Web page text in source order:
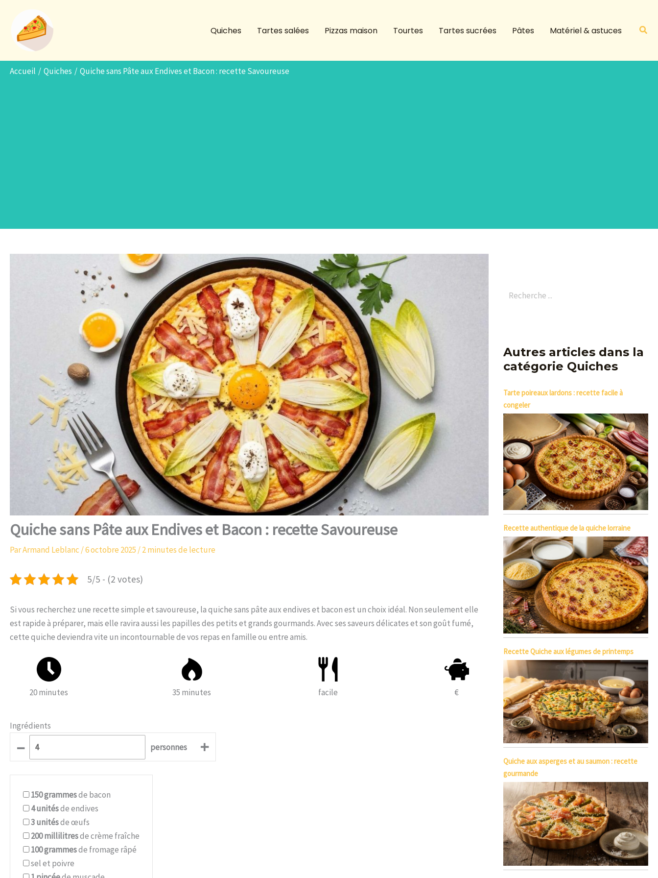
contenu
Quiches Tartes salées Pizzas maison Tourtes Tartes sucrées Pâtes Matériel & astuces
Accueil Quiches Quiche sans Pâte aux Endives et Bacon : recette Savoureuse
Quiche sans Pâte aux Endives et Bacon : recette Savoureuse
ParArmand Leblanc /6 octobre 2025 /2 minutes de lecture
5/5 - (2 votes)
Si vous recherchez une recette simple et savoureuse, la quiche sans pâte aux endives et bacon est un choix idéal. Non seulement elle
est rapide à préparer, mais elle ravira aussi les papilles des petits et grands gourmands. Avec ses saveurs délicates et son goût fumé,
cette quiche deviendra vite un incontournable de vos repas en famille ou entre amis.
20 minutes 35 minutes facile €
Ingrédients
– personnes +
150grammesde bacon
4unitésde endives
3unitésde œufs
200millilitresde crème fraîche
100grammesde fromage râpé
sel et poivre
Autres articles dans la
catégorie Quiches
Tarte poireaux lardons : recette facile à
congeler
Recette authentique de la quiche lorraine
Recette Quiche aux légumes de printemps
Quiche aux asperges et au saumon : recette
gourmande